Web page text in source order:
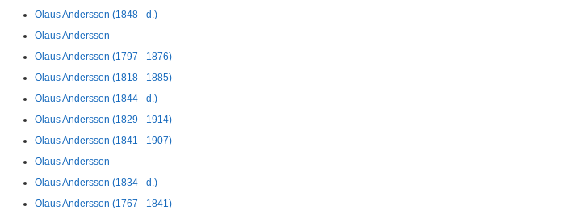
Olaus Andersson (1848 - d.)
Olaus Andersson
Olaus Andersson (1797 - 1876)
Olaus Andersson (1818 - 1885)
Olaus Andersson (1844 - d.)
Olaus Andersson (1829 - 1914)
Olaus Andersson (1841 - 1907)
Olaus Andersson
Olaus Andersson (1834 - d.)
Olaus Andersson (1767 - 1841)